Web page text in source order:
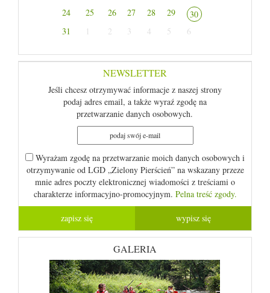
24
25 26 27 28 29
30
31
1 2 3 4 5 6
NEWSLETTER
Jeśli chcesz otrzymywać informacje z naszej strony
podaj adres email, a także wyraź zgodę na
przetwarzanie danych osobowych.
Wyrażam zgodę na przetwarzanie moich danych osobowych i
otrzymywanie od LGD „Zielony Pierścień” na wskazany przeze
mnie adres poczty elektronicznej wiadomości z treściami o
charakterze informacyjno-promocyjnym. Pelna treść zgody.
GALERIA